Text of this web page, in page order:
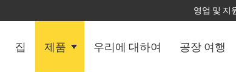
영업 및 지
집 제품 우리에 대하여 공장 여행